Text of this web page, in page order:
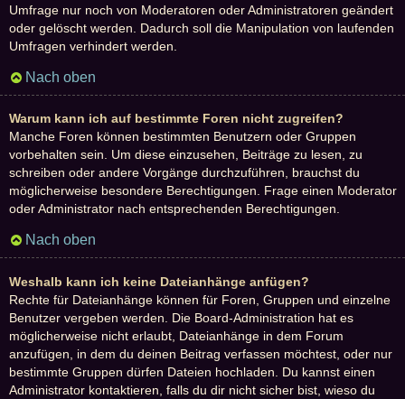
Umfrage nur noch von Moderatoren oder Administratoren geändert
oder gelöscht werden. Dadurch soll die Manipulation von laufenden
Umfragen verhindert werden.
Nach oben
Warum kann ich auf bestimmte Foren nicht zugreifen?
Manche Foren können bestimmten Benutzern oder Gruppen
vorbehalten sein. Um diese einzusehen, Beiträge zu lesen, zu
schreiben oder andere Vorgänge durchzuführen, brauchst du
möglicherweise besondere Berechtigungen. Frage einen Moderator
oder Administrator nach entsprechenden Berechtigungen.
Nach oben
Weshalb kann ich keine Dateianhänge anfügen?
Rechte für Dateianhänge können für Foren, Gruppen und einzelne
Benutzer vergeben werden. Die Board-Administration hat es
möglicherweise nicht erlaubt, Dateianhänge in dem Forum
anzufügen, in dem du deinen Beitrag verfassen möchtest, oder nur
bestimmte Gruppen dürfen Dateien hochladen. Du kannst einen
Administrator kontaktieren, falls du dir nicht sicher bist, wieso du